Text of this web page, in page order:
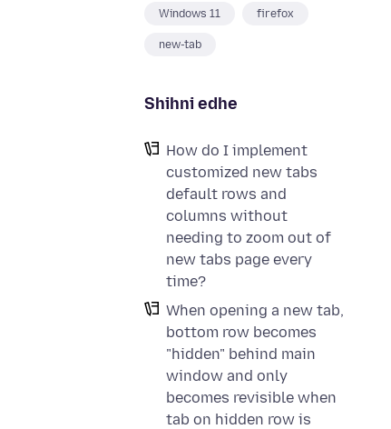
Windows 11 firefox
new-tab
Shihni edhe
How do I implement
customized new tabs
default rows and
columns without
needing to zoom out of
new tabs page every
time?
When opening a new tab,
bottom row becomes
"hidden" behind main
window and only
becomes revisible when
tab on hidden row is